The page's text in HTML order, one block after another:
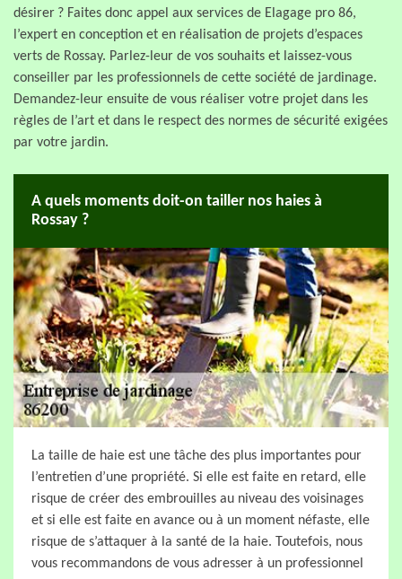
désirer ? Faites donc appel aux services de Elagage pro 86,
l’expert en conception et en réalisation de projets d’espaces
verts de Rossay. Parlez-leur de vos souhaits et laissez-vous
conseiller par les professionnels de cette société de jardinage.
Demandez-leur ensuite de vous réaliser votre projet dans les
règles de l’art et dans le respect des normes de sécurité exigées
par votre jardin.
A quels moments doit-on tailler nos haies à
Rossay ?
La taille de haie est une tâche des plus importantes pour
l’entretien d’une propriété. Si elle est faite en retard, elle
risque de créer des embrouilles au niveau des voisinages
et si elle est faite en avance ou à un moment néfaste, elle
risque de s’attaquer à la santé de la haie. Toutefois, nous
vous recommandons de vous adresser à un professionnel